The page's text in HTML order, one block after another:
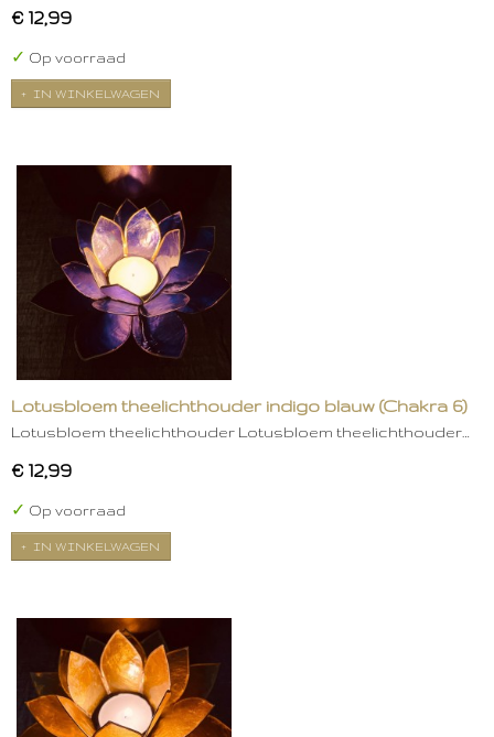
€ 12,99
✓ Op voorraad
IN WINKELWAGEN
Lotusbloem theelichthouder indigo blauw (Chakra 6)
Lotusbloem theelichthouder Lotusbloem theelichthouder…
€ 12,99
✓ Op voorraad
IN WINKELWAGEN